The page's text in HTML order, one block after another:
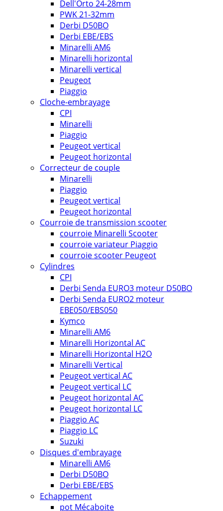
Dell'Orto 24-28mm
PWK 21-32mm
Derbi D50BO
Derbi EBE/EBS
Minarelli AM6
Minarelli horizontal
Minarelli vertical
Peugeot
Piaggio
Cloche-embrayage
CPI
Minarelli
Piaggio
Peugeot vertical
Peugeot horizontal
Correcteur de couple
Minarelli
Piaggio
Peugeot vertical
Peugeot horizontal
Courroie de transmission scooter
courroie Minarelli Scooter
courroie variateur Piaggio
courroie scooter Peugeot
Cylindres
CPI
Derbi Senda EURO3 moteur D50BO
Derbi Senda EURO2 moteur
EBE050/EBS050
Kymco
Minarelli AM6
Minarelli Horizontal AC
Minarelli Horizontal H2O
Minarelli Vertical
Peugeot vertical AC
Peugeot vertical LC
Peugeot horizontal AC
Peugeot horizontal LC
Piaggio AC
Piaggio LC
Suzuki
Disques d'embrayage
Minarelli AM6
Derbi D50BO
Derbi EBE/EBS
Echappement
pot Mécaboite